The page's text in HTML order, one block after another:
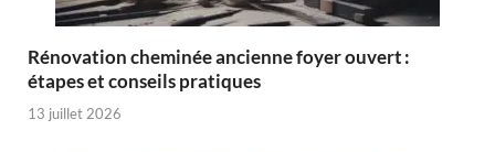
Rénovation cheminée ancienne foyer ouvert :
étapes et conseils pratiques
13 juillet 2026